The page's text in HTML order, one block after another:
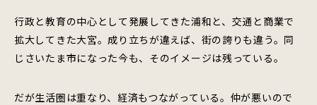
行政と教育の中心として発展してきた浦和と、交通と商業で
拡大してきた大宮。成り立ちが違えば、街の誇りも違う。同
じさいたま市になった今も、そのイメージは残っている。
だが生活圏は重なり、経済もつながっている。仲が悪いので